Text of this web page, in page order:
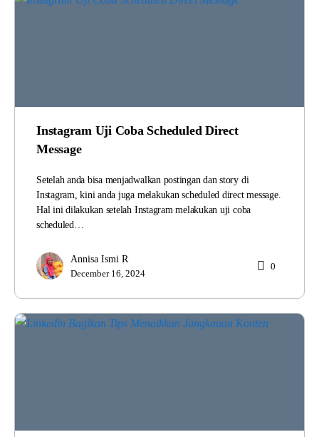
Instagram Uji Coba Scheduled Direct
Message
Setelah anda bisa menjadwalkan postingan dan story di
Instagram, kini anda juga melakukan scheduled direct message.
Hal ini dilakukan setelah Instagram melakukan uji coba
scheduled…
Annisa Ismi R
December 16, 2024
0